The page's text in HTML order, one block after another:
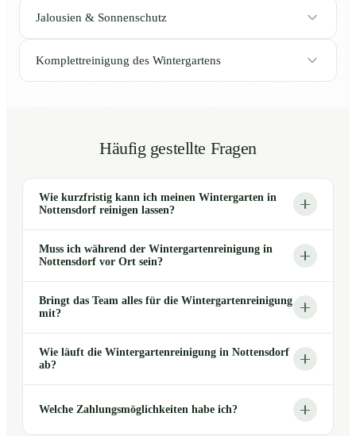
Jalousien & Sonnenschutz
Komplettreinigung des Wintergartens
Häufig gestellte Fragen
Wie kurzfristig kann ich meinen Wintergarten in
Nottensdorf reinigen lassen?
Muss ich während der Wintergartenreinigung in
Nottensdorf vor Ort sein?
Bringt das Team alles für die Wintergartenreinigung
mit?
Wie läuft die Wintergartenreinigung in Nottensdorf
ab?
Welche Zahlungsmöglichkeiten habe ich?